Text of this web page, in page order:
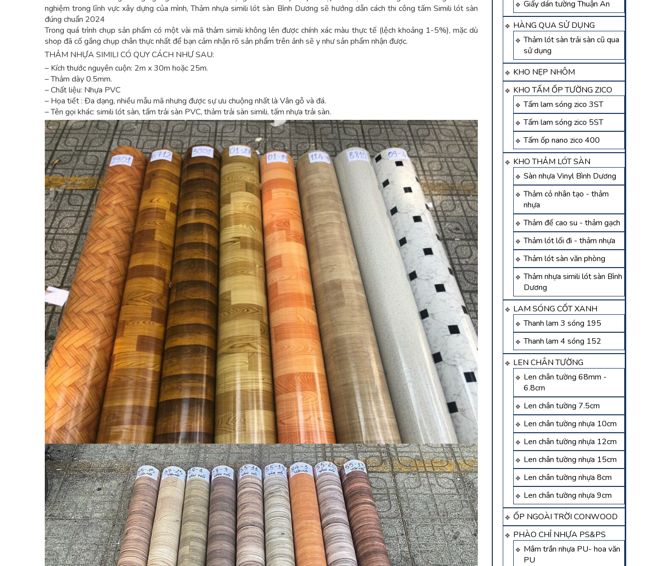
Giấy dán tường Thuận An
HÀNG QUA SỬ DỤNG
Thảm lót sàn trải sàn cũ qua
sử dụng
KHO NẸP NHÔM
KHO TẤM ỐP TƯỜNG ZICO
Tấm lam sóng zico 3ST
Tấm lam sóng zico 5ST
Tấm ốp nano zico 400
KHO THẢM LÓT SÀN
Sàn nhựa Vinyl Bình Dương
Thảm cỏ nhân tạo - thảm
nhựa
Thảm đế cao su - thảm gạch
Thảm lót lối đi - thảm nhựa
Thảm lót sàn văn phòng
Thảm nhựa simili lót sàn Bình
Dương
LAM SÓNG CỐT XANH
Thanh lam 3 sóng 195
Thanh lam 4 sóng 152
LEN CHÂN TƯỜNG
Len chân tường 68mm -
6.8cm
Len chân tường 7.5cm
Len chân tường nhựa 10cm
Len chân tường nhựa 12cm
Len chân tường nhựa 15cm
Len chân tường nhựa 8cm
Len chân tường nhựa 9cm
ỐP NGOÀI TRỜI CONWOOD
PHÀO CHỈ NHỰA PS&PS
Mâm trần nhựa PU- hoa văn
PU
nghiệm trong lĩnh vực xây dựng của mình, Thảm nhựa simili lót sàn Bình Dương sẽ hướng dẫn cách thi công tấm Simili lót sàn
đúng chuẩn 2024
Trong quá trình chụp sản phẩm có một vài mã thảm simili không lên được chính xác màu thực tế (lệch khoảng 1-5%), mặc dù
shop đã cố gắng chụp chân thực nhất để bạn cảm nhận rõ sản phẩm trên ảnh sẽ y như sản phẩm nhận được.
THẢM NHỰA SIMILI CÓ QUY CÁCH NHƯ SAU:
– Kích thước nguyên cuộn: 2m x 30m hoặc 25m.
– Thảm dày 0.5mm.
– Chất liệu: Nhựa PVC
– Họa tiết : Đa dạng, nhiều mẫu mã nhưng được sự ưu chuộng nhất là Vân gỗ và đá.
– Tên gọi khác: simili lót sàn, tấm trải sàn PVC, thảm trải sàn simili, tấm nhựa trải sàn.